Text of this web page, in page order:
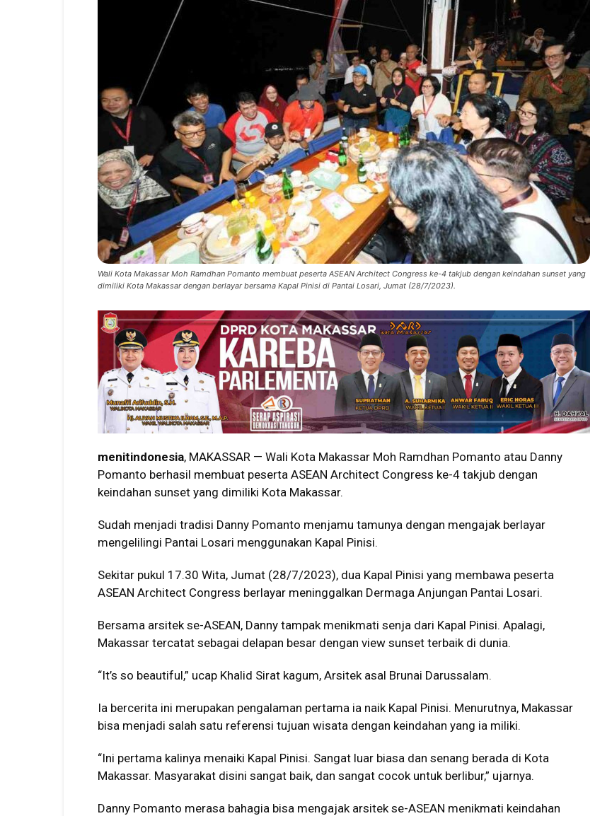
Wali Kota Makassar Moh Ramdhan Pomanto membuat peserta ASEAN Architect Congress ke-4 takjub dengan keindahan sunset yang
dimiliki Kota Makassar dengan berlayar bersama Kapal Pinisi di Pantai Losari, Jumat (28/7/2023).
menitindonesia, MAKASSAR — Wali Kota Makassar Moh Ramdhan Pomanto atau Danny
Pomanto berhasil membuat peserta ASEAN Architect Congress ke-4 takjub dengan
keindahan sunset yang dimiliki Kota Makassar.
Sudah menjadi tradisi Danny Pomanto menjamu tamunya dengan mengajak berlayar
mengelilingi Pantai Losari menggunakan Kapal Pinisi.
Sekitar pukul 17.30 Wita, Jumat (28/7/2023), dua Kapal Pinisi yang membawa peserta
ASEAN Architect Congress berlayar meninggalkan Dermaga Anjungan Pantai Losari.
Bersama arsitek se-ASEAN, Danny tampak menikmati senja dari Kapal Pinisi. Apalagi,
Makassar tercatat sebagai delapan besar dengan view sunset terbaik di dunia.
“It’s so beautiful,” ucap Khalid Sirat kagum, Arsitek asal Brunai Darussalam.
Ia bercerita ini merupakan pengalaman pertama ia naik Kapal Pinisi. Menurutnya, Makassar
bisa menjadi salah satu referensi tujuan wisata dengan keindahan yang ia miliki.
“Ini pertama kalinya menaiki Kapal Pinisi. Sangat luar biasa dan senang berada di Kota
Makassar. Masyarakat disini sangat baik, dan sangat cocok untuk berlibur,” ujarnya.
Danny Pomanto merasa bahagia bisa mengajak arsitek se-ASEAN menikmati keindahan